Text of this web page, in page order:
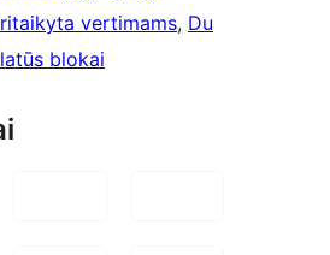
vertimams, Du
blokai